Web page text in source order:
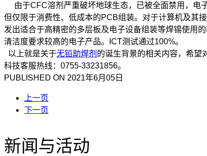
由于CFC溶剂严重破坏地球生态，已被全面禁用，电
但仅限于消费性、低成本的PCB组装。对于计算机及其
发出适合于高精密的多层板及电子设备组装等焊锡使用
清洁度要求较高的电子产品。ICT测试通过100%。
以上就是关于无铅助焊剂 的诞生背景的相关内容，希
科技客服热线：0755-33231856。
PUBLISHED ON 2021年6月05日
上一页
下一页
新闻与活动